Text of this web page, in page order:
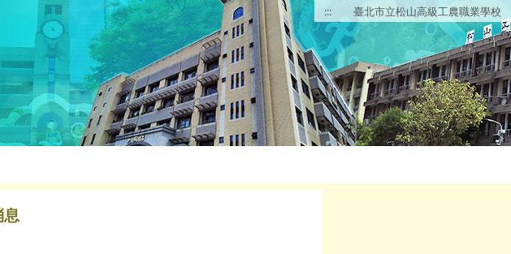
::: 臺北市立松山高級工農職業學校